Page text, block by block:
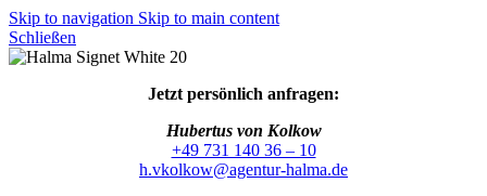
Skip to navigation Skip to main content
Schließen
Jetzt persönlich anfragen:
Hubertus von Kolkow
+49 731 140 36 – 10
h.vkolkow@agentur-halma.de